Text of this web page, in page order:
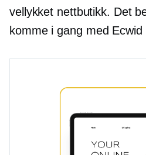
vellykket nettbutikk. Det
komme i gang med Ecwid